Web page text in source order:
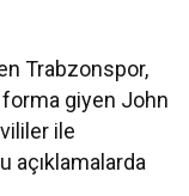
Trabzonspor,
giyen John
ile
açıklamalarda